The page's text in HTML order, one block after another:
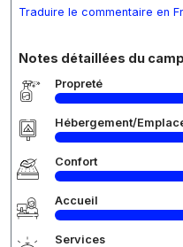
Traduire le commentaire en
Notes détaillées du
Propreté
Hébergement/
Confort
Accueil
Services